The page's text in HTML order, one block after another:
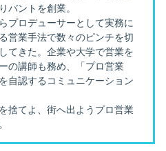
バントを創業。
プロデューサーとして実務に
営業手法で数々のピンチを切
てきた。企業や大学で営業を
の講師も務め、「プロ営業
自認するコミュニケーション
捨てよ、街へ出ようプロ営業